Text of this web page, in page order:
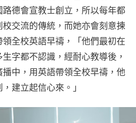
德會宣教士創立，所以每年都
交流的傳統，而她亦會刻意揀
全校英語早禱，「他們最初在
字都不認識，經耐心教導後，
中，用英語帶領全校早禱，他
建立起信心來。」